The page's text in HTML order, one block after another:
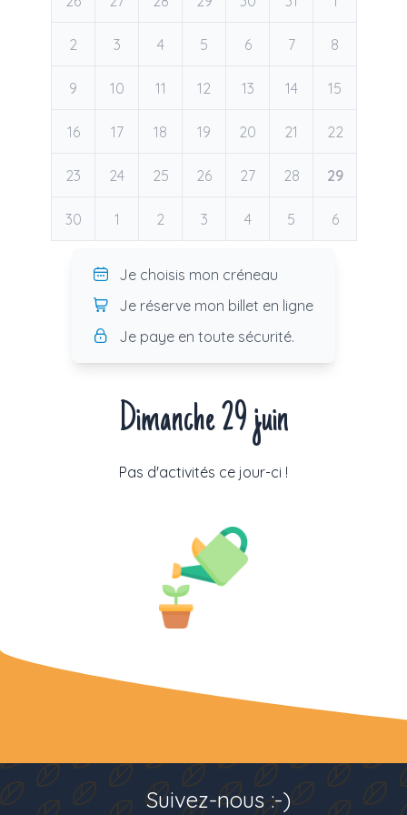
2 3 4 5 6 7 8
9 10 11 12 13 14 15
16 17 18 19 20 21 22
23 24 25 26 27 28 29
30 1 2 3 4 5 6
Je choisis mon créneau
Je réserve mon billet en ligne
Je paye en toute sécurité.
Dimanche 29 juin
Pas d'activités ce jour-ci !
Suivez-nous :-)